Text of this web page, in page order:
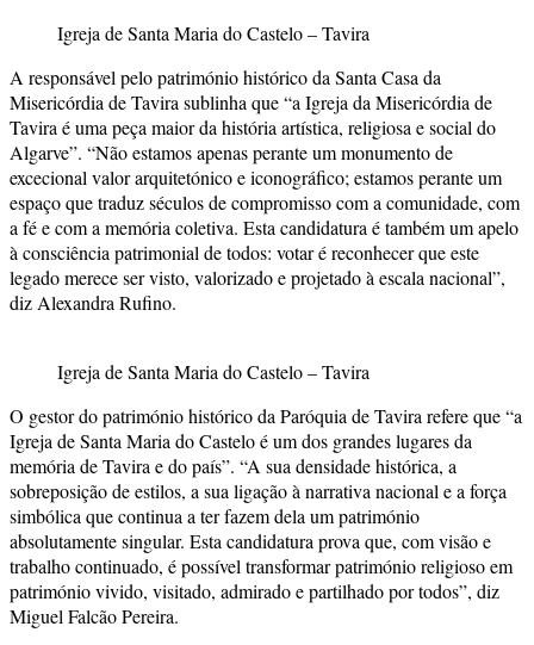
Igreja de Santa Maria do Castelo – Tavira
A responsável pelo património histórico da Santa Casa da
Misericórdia de Tavira sublinha que “a Igreja da Misericórdia de
Tavira é uma peça maior da história artística, religiosa e social do
Algarve”. “Não estamos apenas perante um monumento de
excecional valor arquitetónico e iconográfico; estamos perante um
espaço que traduz séculos de compromisso com a comunidade, com
a fé e com a memória coletiva. Esta candidatura é também um apelo
à consciência patrimonial de todos: votar é reconhecer que este
legado merece ser visto, valorizado e projetado à escala nacional”,
diz Alexandra Rufino.
Igreja de Santa Maria do Castelo – Tavira
O gestor do património histórico da Paróquia de Tavira refere que “a
Igreja de Santa Maria do Castelo é um dos grandes lugares da
memória de Tavira e do país”. “A sua densidade histórica, a
sobreposição de estilos, a sua ligação à narrativa nacional e a força
simbólica que continua a ter fazem dela um património
absolutamente singular. Esta candidatura prova que, com visão e
trabalho continuado, é possível transformar património religioso em
património vivido, visitado, admirado e partilhado por todos”, diz
Miguel Falcão Pereira.